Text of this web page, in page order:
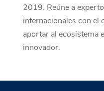
2019. Reúne a
internacionales con el
aportar al ecosistema
innovador.